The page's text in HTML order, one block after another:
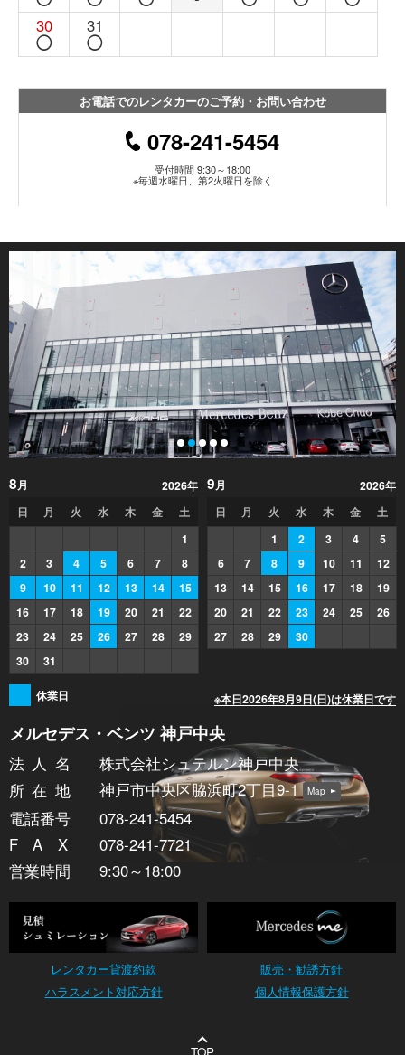
30
◯
31
◯
お電話でのレンタカーのご予約・お問い合わせ
078-241-5454
受付時間 9:30～18:00
※毎週水曜日、第2火曜日を除く
8月
2026年
日
月 火 水 木 金
土
1
2
3 4 5 6 7
8
9
10 11 12 13 14
15
16
17 18 19 20 21
22
23
24 25 26 27 28
29
30
31
9月
2026年
日
月 火 水 木 金
土
1
2 3 4
5
6
7 8 9 10 11
12
13
14 15 16 17 18
19
20
21 22 23 24 25
26
27
28 29 30
休業日 ※本日2026年8月9日(日)は休業日です
メルセデス・ベンツ 神戸中央
法人 名
株式会社シュテルン神戸中央
所在 地 神戸市中央区脇浜町2丁目9-1 Map
電話番号
078-241-5454
FA X
078-241-7721
営業時間
9:30～18:00
レンタカー貸渡約款
販売・勧誘方針
ハラスメント対応方針
個人情報保護方針